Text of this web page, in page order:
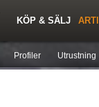
KÖP & SÄLJ
Profiler Utrustning